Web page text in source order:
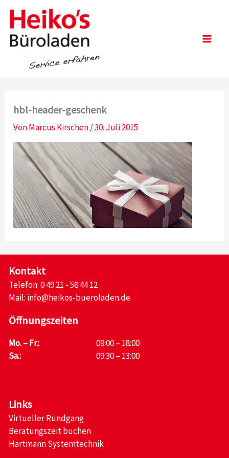
Inhalt
springen
hbl-header-geschenk
VonMarcus Kirschen/30. Juli 2015
Kontakt
Telefon:0 49 21 - 58 44 12
Mail: info@heikos-bueroladen.de
Öffnungszeiten
Mo. – Fr.:
09:00 – 18:00
Sa.:
09:30 – 13:00
Links
Virtueller Rundgang
Beratungszeit buchen
Hartmann Systemtechnik